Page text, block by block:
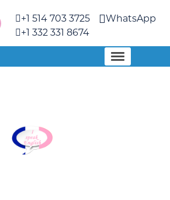
+1 514 703 3725
+1 332 331 8674
WhatsApp